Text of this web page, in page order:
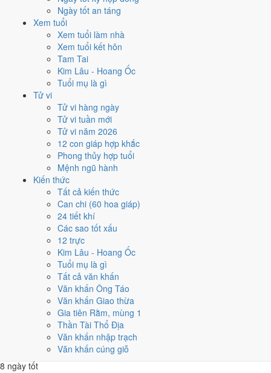
Ngày tốt an táng
Xem tuổi
Xem tuổi làm nhà
Xem tuổi kết hôn
Tam Tai
Kim Lâu - Hoang Ốc
Tuổi mụ là gì
Tử vi
Tử vi hàng ngày
Tử vi tuần mới
Tử vi năm 2026
12 con giáp hợp khắc
Phong thủy hợp tuổi
Mệnh ngũ hành
Kiến thức
Tất cả kiến thức
Can chi (60 hoa giáp)
24 tiết khí
Các sao tốt xấu
12 trực
Kim Lâu - Hoang Ốc
Tuổi mụ là gì
Tất cả văn khấn
Văn khấn Ông Táo
Văn khấn Giao thừa
Gia tiên Rằm, mùng 1
Thần Tài Thổ Địa
Văn khấn nhập trạch
Văn khấn cúng giỗ
Thất Xích (7)
Lịch âm dương 12 tháng năm
1998 có gì đáng chú ý?
12 tháng dương năm 1998 trải trên các tháng âm từ
năm Đinh Sửu
nên có 13 tháng âm, các mốc âm lịch nửa cuối năm lùi lại
Năm 1998 có
85 ngày từ mức Tốt trở lên
cao nhất 9 ngày và thấp nhất 5 ngày mỗi tháng. Không tháng nào trội
hẳn để dồn việc lớn.
Các mốc lớn rơi vào:
Lễ Vu Lan 5/9, Tết Trung Thu 5/10
nhanh 12 tháng theo số ngày tốt, còn lưới ngày của từng tháng nằm
ngay sau đó.
Tháng 12 âm (Quý Sửu)
Tháng 1 âm (Giáp Dần)
Tháng 2 âm (Ất Mão)
Tháng 3 âm (Bính Thìn)
8 ngày tốt